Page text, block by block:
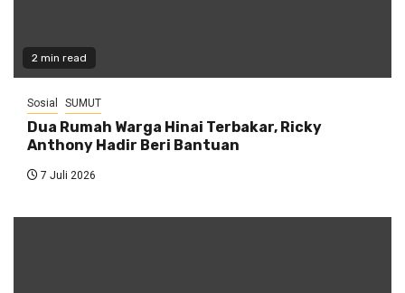
2 min read
Sosial SUMUT
Dua Rumah Warga Hinai Terbakar, Ricky
Anthony Hadir Beri Bantuan
7 Juli 2026